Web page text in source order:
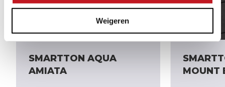
Weigeren
SMARTTON AQUA
AMIATA
MOUNT